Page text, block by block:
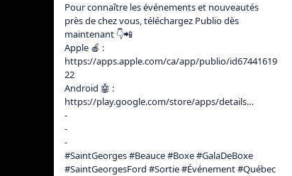
Pour connaître les événements et nouveautés
près de chez vous, téléchargez Publio dès
maintenant 👇📲
Apple 🍎 :
https://apps.apple.com/ca/app/publio/id67441619
22
Android 🤖 :
https://play.google.com/store/apps/details…
-
-
-
#SaintGeorges #Beauce #Boxe #GalaDeBoxe
#SaintGeorgesFord #Sortie #Événement #Québec